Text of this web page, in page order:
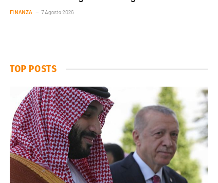
FINANZA 7 Agosto 2026
TOP POSTS